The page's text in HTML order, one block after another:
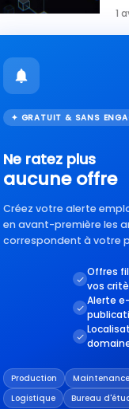
1
✦ GRATUIT & SANS
Ne ratez plus
aucune offre
Créez votre alerte
en avant-première les
correspondent à votre
Offres
vos
Alerte
Production Maintenance
Logistique
Bureau